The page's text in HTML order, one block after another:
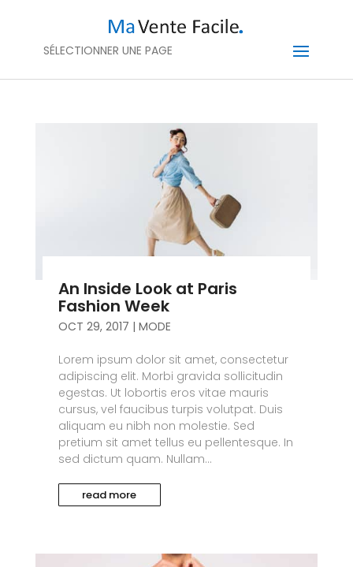
SÉLECTIONNER UNE PAGE
An Inside Look at Paris
Fashion Week
OCT 29, 2017 | MODE
Lorem ipsum dolor sit amet, consectetur
adipiscing elit. Morbi gravida sollicitudin
egestas. Ut lobortis eros vitae mauris
cursus, vel faucibus turpis volutpat. Duis
aliquam eu nibh non molestie. Sed
pretium sit amet tellus eu pellentesque. In
sed dictum quam. Nullam...
read more